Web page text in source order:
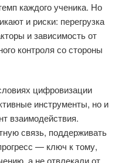
каждого ученика. Но
и риски: перегрузка
и зависимость от
контроля со стороны
цифровизации
инструменты, но и
взаимодействия.
связь, поддерживать
— ключ к тому,
а не отвлекали от